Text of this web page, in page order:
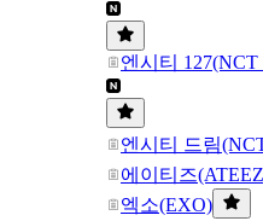
엔시티 127(NCT
엔시티 드림
에이티즈
엑소(EXO)